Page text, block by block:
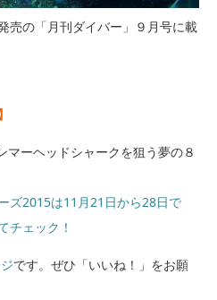
売の「月刊ダイバー」９月号に載
ーヘッドシャークを狙う夢の８
ズ2015は11月21日から28日で
チェック！
です。ぜひ「いいね！」をお願